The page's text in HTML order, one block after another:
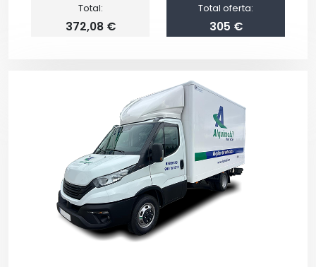
Total:
372,08 €
Total oferta:
305 €